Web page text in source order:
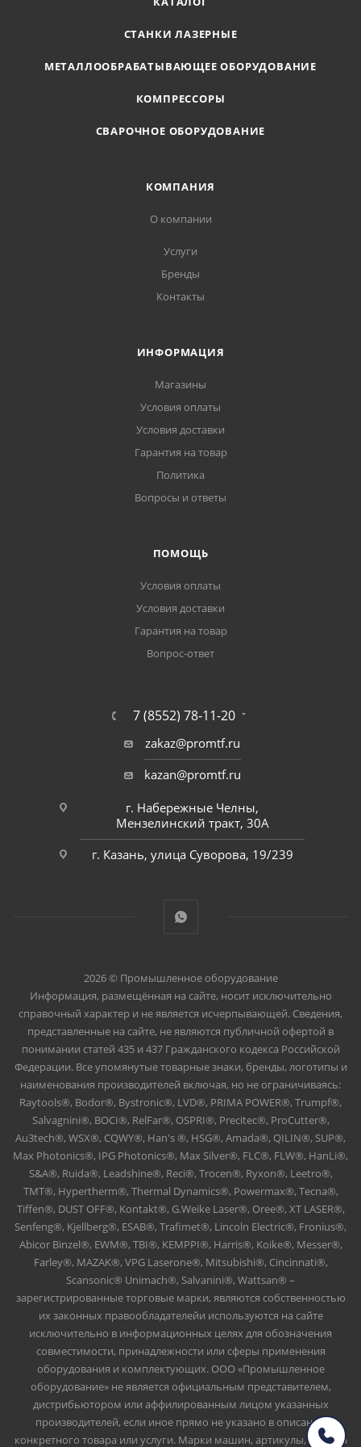
СТАНКИ ЛАЗЕРНЫЕ
МЕТАЛЛООБРАБАТЫВАЮЩЕЕ ОБОРУДОВАНИЕ
КОМПРЕССОРЫ
СВАРОЧНОЕ ОБОРУДОВАНИЕ
КОМПАНИЯ
О компании
Услуги
Бренды
Контакты
ИНФОРМАЦИЯ
Магазины
Условия оплаты
Условия доставки
Гарантия на товар
Политика
Вопросы и ответы
ПОМОЩЬ
Условия оплаты
Условия доставки
Гарантия на товар
Вопрос-ответ
7 (8552) 78-11-20
zakaz@promtf.ru
kazan@promtf.ru
г. Набережные Челны,
Мензелинский тракт, 30А
г. Казань, улица Суворова, 19/239
2026 © Промышленное оборудование
Информация, размещённая на сайте, носит исключительно
справочный характер и не является исчерпывающей. Сведения,
представленные на сайте, не являются публичной офертой в
понимании статей 435 и 437 Гражданского кодекса Российской
Федерации. Все упомянутые товарные знаки, бренды, логотипы и
наименования производителей включая, но не ограничиваясь:
Raytools®, Bodor®, Bystronic®, LVD®, PRIMA POWER®, Trumpf®,
Salvagnini®, BOCI®, RelFar®, OSPRI®, Precitec®, ProCutter®,
Au3tech®, WSX®, CQWY®, Han's ®, HSG®, Amada®, QILIN®, SUP®,
Max Photonics®, IPG Photonics®, Max Silver®, FLC®, FLW®, HanLi®,
S&A®, Ruida®, Leadshine®, Reci®, Trocen®, Ryxon®, Leetro®,
TMT®, Hypertherm®, Thermal Dynamics®, Powermax®, Tecna®,
Tiffen®, DUST OFF®, Kontakt®, G.Weike Laser®, Oree®, XT LASER®,
Senfeng®, Kjellberg®, ESAB®, Trafimet®, Lincoln Electric®, Fronius®,
Abicor Binzel®, EWM®, TBI®, KEMPPI®, Harris®, Koike®, Messer®,
Farley®, MAZAK®, VPG Laserone®, Mitsubishi®, Cincinnati®,
Scansonic® Unimach®, Salvanini®, Wattsan® –
зарегистрированные торговые марки, являются собственностью
их законных правообладателейи используются на сайте
исключительно в информационных целях для обозначения
совместимости, принадлежности или сферы применения
оборудования и комплектующих. ООО «Промышленное
оборудование» не является официальным представителем,
дистрибьютором или аффилированным лицом указанных
производителей, если иное прямо не указано в описании
конкретного товара или услуги. Марки машин, артикулы, номера